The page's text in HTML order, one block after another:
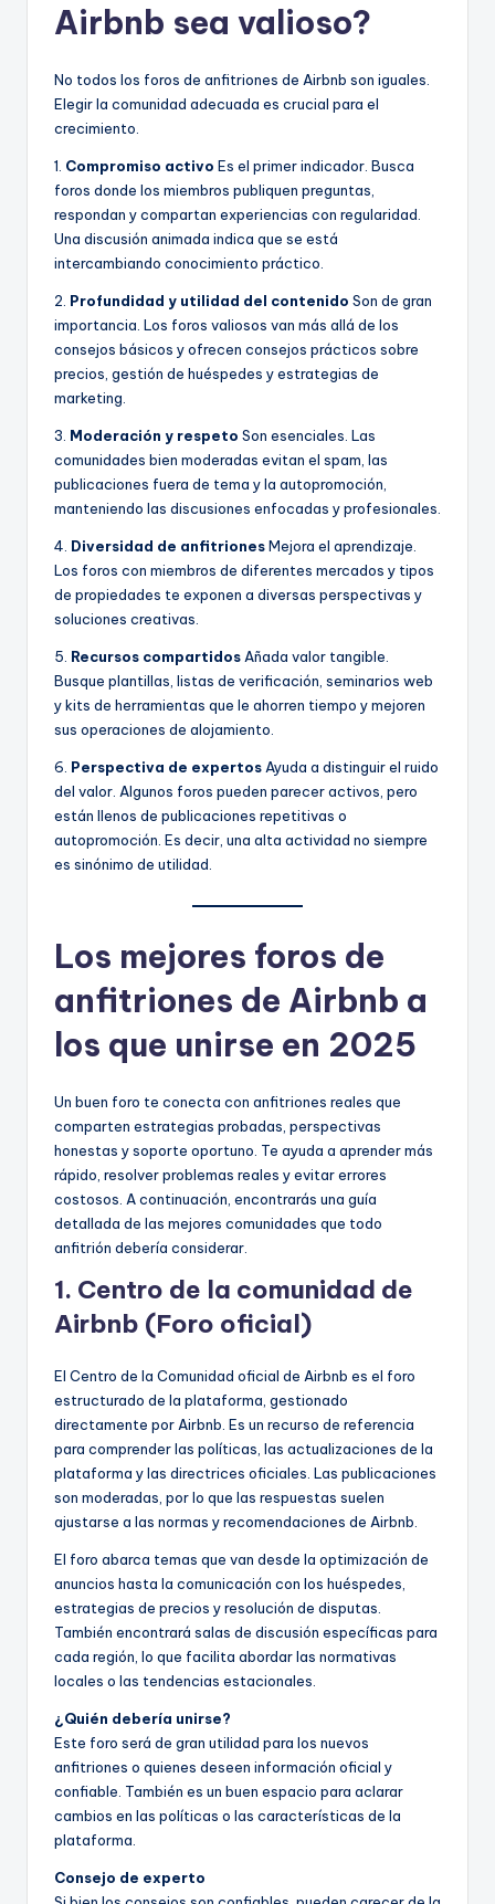
Airbnb sea valioso?
No todos los foros de anfitriones de Airbnb son iguales.
Elegir la comunidad adecuada es crucial para el
crecimiento.
1. Compromiso activo Es el primer indicador. Busca
foros donde los miembros publiquen preguntas,
respondan y compartan experiencias con regularidad.
Una discusión animada indica que se está
intercambiando conocimiento práctico.
2. Profundidad y utilidad del contenido Son de gran
importancia. Los foros valiosos van más allá de los
consejos básicos y ofrecen consejos prácticos sobre
precios, gestión de huéspedes y estrategias de
marketing.
3. Moderación y respeto Son esenciales. Las
comunidades bien moderadas evitan el spam, las
publicaciones fuera de tema y la autopromoción,
manteniendo las discusiones enfocadas y profesionales.
4. Diversidad de anfitrionesMejora el aprendizaje.
Los foros con miembros de diferentes mercados y tipos
de propiedades te exponen a diversas perspectivas y
soluciones creativas.
5. Recursos compartidos Añada valor tangible.
Busque plantillas, listas de verificación, seminarios web
y kits de herramientas que le ahorren tiempo y mejoren
sus operaciones de alojamiento.
6. Perspectiva de expertos Ayuda a distinguir el ruido
del valor. Algunos foros pueden parecer activos, pero
están llenos de publicaciones repetitivas o
autopromoción. Es decir, una alta actividad no siempre
es sinónimo de utilidad.
Los mejores foros de
anfitriones de Airbnb a
los que unirse en 2025
Un buen foro te conecta con anfitriones reales que
comparten estrategias probadas, perspectivas
honestas y soporte oportuno. Te ayuda a aprender más
rápido, resolver problemas reales y evitar errores
costosos. A continuación, encontrarás una guía
detallada de las mejores comunidades que todo
anfitrión debería considerar.
1. Centro de la comunidad de
Airbnb (Foro oficial)
El Centro de la Comunidad oficial de Airbnb es el foro
estructurado de la plataforma, gestionado
directamente por Airbnb. Es un recurso de referencia
para comprender las políticas, las actualizaciones de la
plataforma y las directrices oficiales. Las publicaciones
son moderadas, por lo que las respuestas suelen
ajustarse a las normas y recomendaciones de Airbnb.
El foro abarca temas que van desde la optimización de
anuncios hasta la comunicación con los huéspedes,
estrategias de precios y resolución de disputas.
También encontrará salas de discusión específicas para
cada región, lo que facilita abordar las normativas
locales o las tendencias estacionales.
¿Quién debería unirse?
Este foro será de gran utilidad para los nuevos
anfitriones o quienes deseen información oficial y
confiable. También es un buen espacio para aclarar
cambios en las políticas o las características de la
plataforma.
Consejo de experto